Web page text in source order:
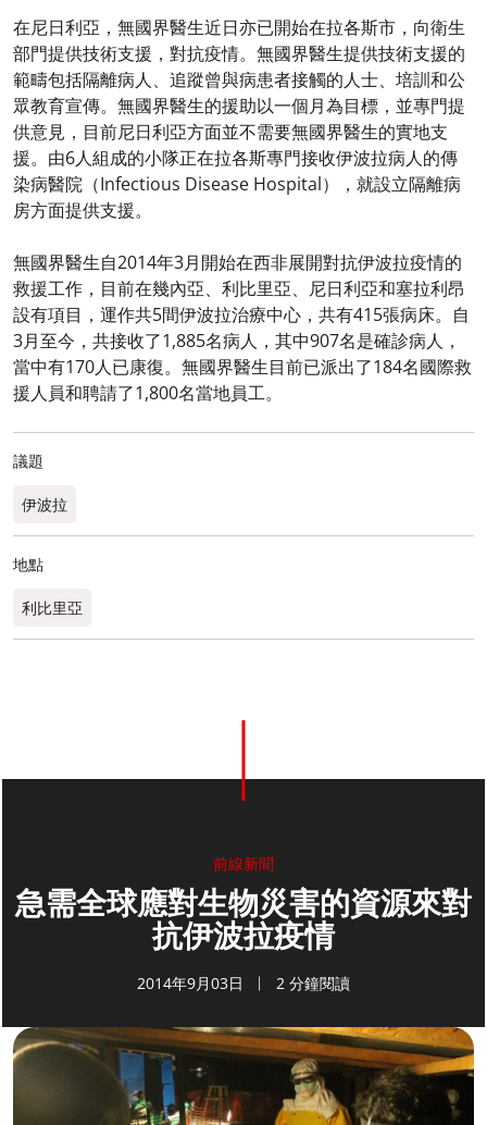
在尼日利亞，無國界醫生近日亦已開始在拉各斯市，向衛生
部門提供技術支援，對抗疫情。無國界醫生提供技術支援的
範疇包括隔離病人、追蹤曾與病患者接觸的人士、培訓和公
眾教育宣傳。無國界醫生的援助以一個月為目標，並專門提
供意見，目前尼日利亞方面並不需要無國界醫生的實地支
援。由6人組成的小隊正在拉各斯專門接收伊波拉病人的傳
染病醫院（Infectious Disease Hospital），就設立隔離病
房方面提供支援。
無國界醫生自2014年3月開始在西非展開對抗伊波拉疫情的
救援工作，目前在幾內亞、利比里亞、尼日利亞和塞拉利昂
設有項目，運作共5間伊波拉治療中心，共有415張病床。自
3月至今，共接收了1,885名病人，其中907名是確診病人，
當中有170人已康復。無國界醫生目前已派出了184名國際救
援人員和聘請了1,800名當地員工。
議題
伊波拉
地點
利比里亞
前線新聞
急需全球應對生物災害的資源來對
抗伊波拉疫情
2014年9月03日 2 分鐘閱讀